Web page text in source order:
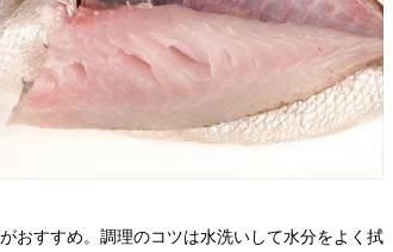
おすすめ。調理のコツは水洗いして水分をよく拭